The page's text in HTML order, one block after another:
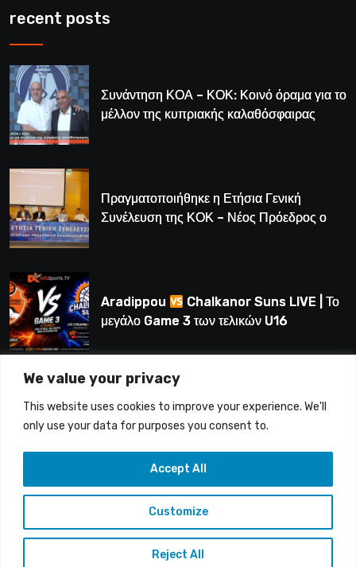
We value your privacy
This website uses cookies to improve your experience. We'll
only use your data for purposes you consent to.
Customize
Reject All
Accept All
recent posts
Συνάντηση ΚΟΑ – ΚΟΚ: Κοινό όραμα για το
μέλλον της κυπριακής καλαθόσφαιρας
Πραγματοποιήθηκε η Ετήσια Γενική
Συνέλευση της ΚΟΚ – Νέος Πρόεδρος ο
Aradippou
Chalkanor Suns LIVE | Το
μεγάλο Game 3 των τελικών U16
LIVE | Ύδρα Ασφαλιστική ΕΝΑΔ vs
Άτλαντας Πάφου
Copyright © 2015-26 Alfasports TV | Production of
UnitrustMedia | Contacts: info@alfasports.tv